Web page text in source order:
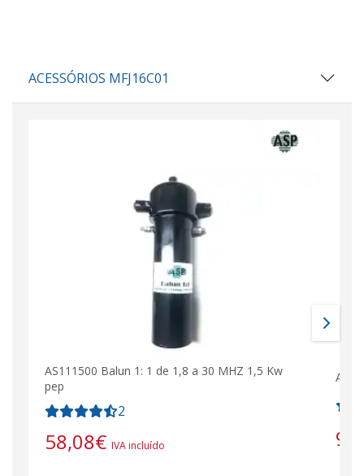
ACESSÓRIOS MFJ16C01
AS111500 Balun 1: 1 de 1,8 a 30 MHZ 1,5 Kw
pep
2
58,08€ IVA incluído